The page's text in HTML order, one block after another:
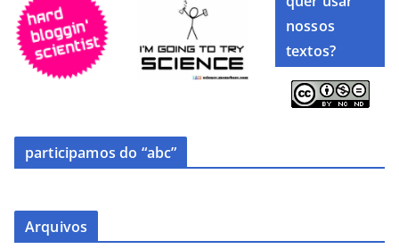
nossos
textos?
participamos do “abc”
Arquivos